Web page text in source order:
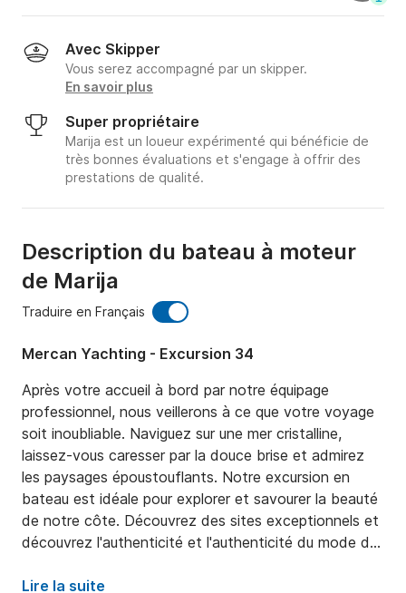
Avec Skipper
Vous serez accompagné par un skipper.
En savoir plus
Super propriétaire
Marija est un loueur expérimenté qui bénéficie de
très bonnes évaluations et s'engage à offrir des
prestations de qualité.
Description du bateau à moteur
de Marija
Traduire en Français
Mercan Yachting - Excursion 34
Après votre accueil à bord par notre équipage
professionnel, nous veillerons à ce que votre voyage
soit inoubliable. Naviguez sur une mer cristalline,
laissez-vous caresser par la douce brise et admirez
les paysages époustouflants. Notre excursion en
bateau est idéale pour explorer et savourer la beauté
de notre côte. Découvrez des sites exceptionnels et
découvrez l'authenticité et l'authenticité du mode de
détendre et de vous immerger dans la beauté de la
Lire la suite